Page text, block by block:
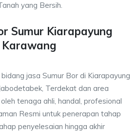
yang Bersih.
Sumur Kiarapayung
Karawang
jasa Sumur Bor di Kiarapayung
Terdekat dan area
tenaga ahli, handal, profesional
Resmi untuk penerapan tahap
penyelesaian hingga akhir